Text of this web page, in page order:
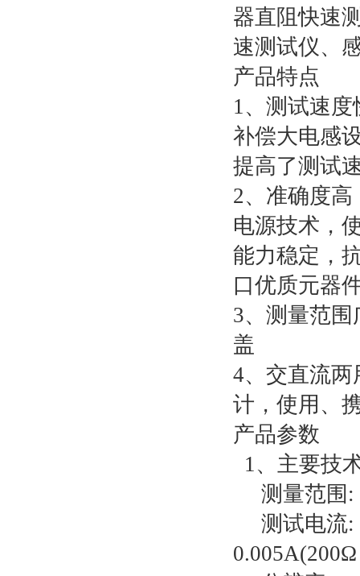
器直阻快速
速测试仪、
产品特点
1、测试速
补偿大电感
提高了测试
2、准确度
电源技术，
能力稳定，
口优质元器
3、测量范
盖
4、交直流
计，使用、
产品参数
1、主要技
测量范围:
测试电流: